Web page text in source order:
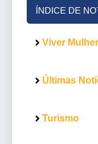
ÍNDICE DE
Viver Mulher
Últimas
Turismo